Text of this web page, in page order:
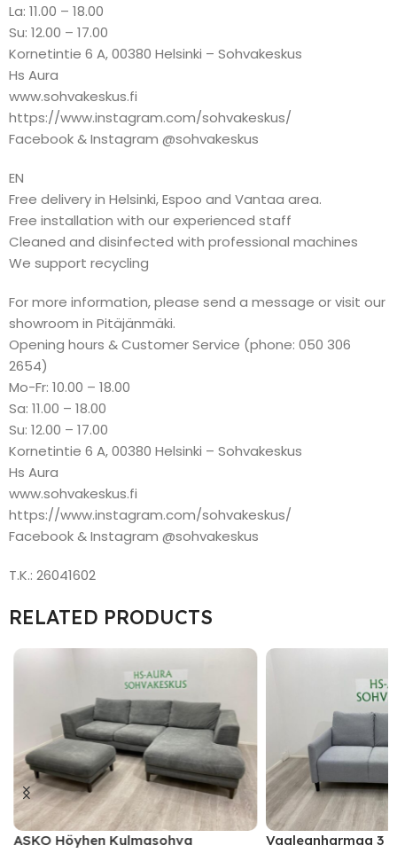
La: 11.00 – 18.00
Su: 12.00 – 17.00
Kornetintie 6 A, 00380 Helsinki – Sohvakeskus
Hs Aura
www.sohvakeskus.fi
https://www.instagram.com/sohvakeskus/
Facebook & Instagram @sohvakeskus
EN
Free delivery in Helsinki, Espoo and Vantaa area.
Free installation with our experienced staff
Cleaned and disinfected with professional machines
We support recycling
For more information, please send a message or visit our
showroom in Pitäjänmäki.
Opening hours & Customer Service (phone: 050 306
2654)
Mo-Fr: 10.00 – 18.00
Sa: 11.00 – 18.00
Su: 12.00 – 17.00
Kornetintie 6 A, 00380 Helsinki – Sohvakeskus
Hs Aura
www.sohvakeskus.fi
https://www.instagram.com/sohvakeskus/
Facebook & Instagram @sohvakeskus
T.K.: 26041602
RELATED PRODUCTS
ASKO Höyhen Kulmasohva Vaaleanharmaa 3